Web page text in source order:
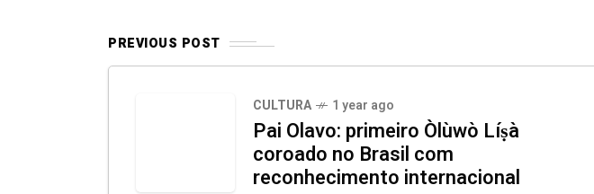
PREVIOUS POST
CULTURA 1 year ago
Pai Olavo: primeiro Òlùwò Líṣà
coroado no Brasil com
reconhecimento internacional